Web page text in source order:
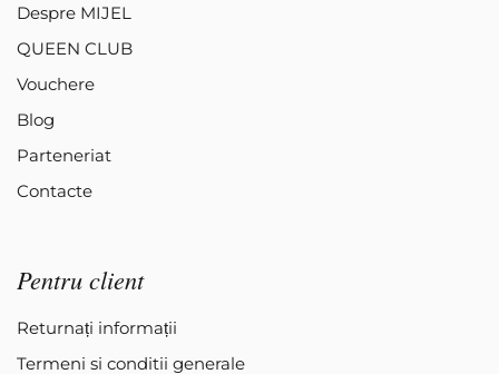
Despre MIJEL
QUEEN CLUB
Vouchere
Blog
Parteneriat
Contacte
Pentru client
Returnați informații
Termeni si conditii generale